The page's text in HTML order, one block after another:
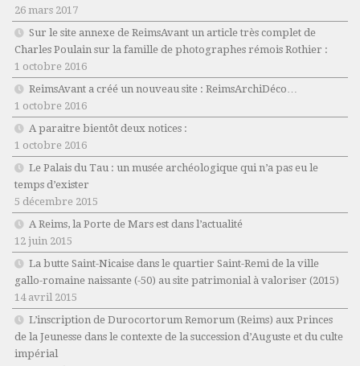
26 mars 2017
Sur le site annexe de ReimsAvant un article très complet de
Charles Poulain sur la famille de photographes rémois Rothier :
1 octobre 2016
ReimsAvant a créé un nouveau site : ReimsArchiDéco…
1 octobre 2016
A paraitre bientôt deux notices :
1 octobre 2016
Le Palais du Tau : un musée archéologique qui n’a pas eu le
temps d’exister
5 décembre 2015
A Reims, la Porte de Mars est dans l’actualité
12 juin 2015
La butte Saint-Nicaise dans le quartier Saint-Remi de la ville
gallo-romaine naissante (-50) au site patrimonial à valoriser (2015)
14 avril 2015
L’inscription de Durocortorum Remorum (Reims) aux Princes
de la Jeunesse dans le contexte de la succession d’Auguste et du culte
impérial